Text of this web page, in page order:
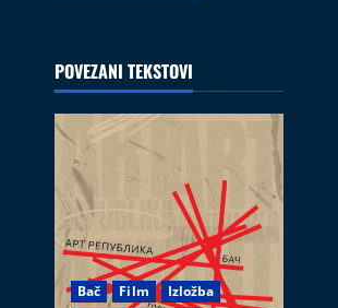
POVEZANI TEKSTOVI
Bač Film
Izložba